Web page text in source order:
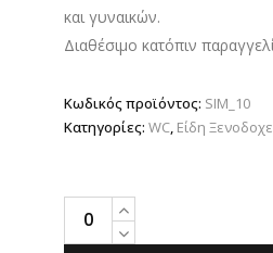
και γυναικών.
Διαθέσιμο κατόπιν
Κωδικός προϊόντος: SIM_10
Κατηγορίες: WC, Είδη
αυτοκόλλητα